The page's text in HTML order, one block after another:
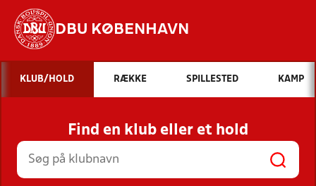
DBU KØBENHAVN
Hvad vil du søge efter?
INDHOLD OG NYHEDER
STILLINGER, RESULTATER, KLUBBER OG
HOLD
KLUB/HOLD RÆKKE SPILLESTED KAMP
Find en klub eller et hold